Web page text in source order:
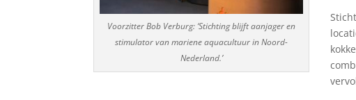
Voorzitter Bob Verburg: ‘Stichting blijft aanjager en
stimulator van mariene aquacultuur in Noord-
Nederland.’